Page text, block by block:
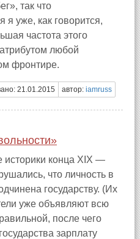
так что
я уже, как говорится,
частота этого
любой
фронтире.
21.01.2015 автор: iamruss
историки конца XIX —
что личность в
государству. (Их
уже объявляют всю
после чего
зарплату